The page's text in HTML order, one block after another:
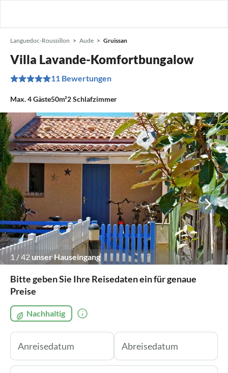
Languedoc-Roussillon Aude Gruissan
Villa Lavande-Komfortbungalow
11 Bewertungen
Max.4Gäste50m²2Schlafzimmer
1 /42 unser Hauseingang
Bitte geben Sie Ihre Reisedaten ein für genaue
Preise
Nachhaltig